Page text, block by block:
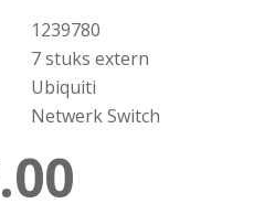
1239780
7 stuks extern
Ubiquiti
Netwerk Switch